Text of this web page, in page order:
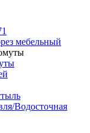
мебельный
Водосточная